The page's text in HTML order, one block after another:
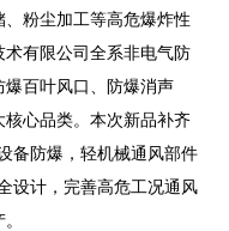
粉尘加工等高危爆炸性
有限公司全系非电气防
百叶风口、防爆消声
心品类。本次新品补齐
备防爆，轻机械通风部件
设计，完善高危工况通风